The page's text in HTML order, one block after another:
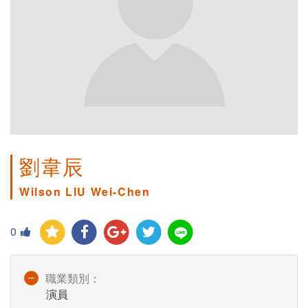
劉韋辰
Wilson LIU Wei-Chen
0
職業類別：
演員